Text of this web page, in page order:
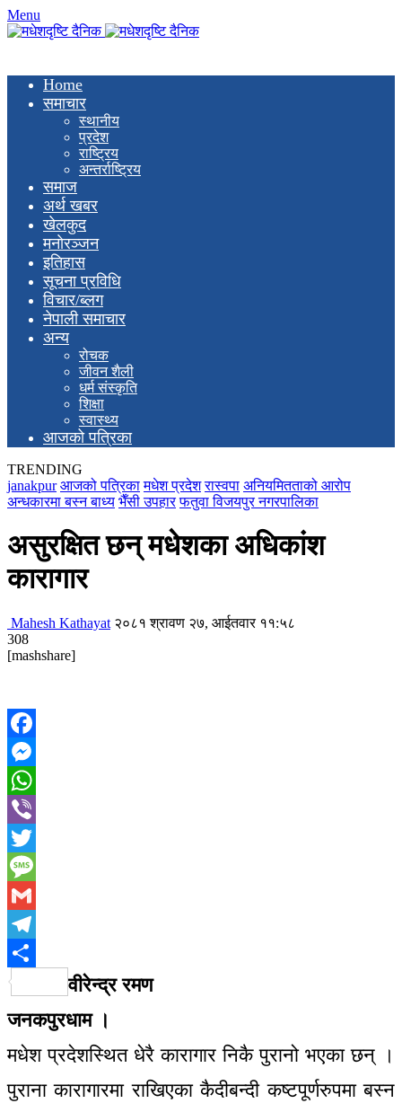
Menu
Home
समाचार
स्थानीय
प्रदेश
राष्ट्रिय
अन्तर्राष्ट्रिय
समाज
अर्थ खबर
खेलकुद
मनाेरञ्जन
इतिहास
सूचना प्रविधि
विचार/ब्लग
नेपाली समाचार
अन्य
रोचक
जीवन शैली
धर्म संस्कृति
शिक्षा
स्वास्थ्य
आजको पत्रिका
TRENDING
janakpur आजको पत्रिका मधेश प्रदेश रास्वपा अनियमितताको आरोप
अन्धकारमा बस्न बाध्य भैँसी उपहार फतुवा विजयपुर नगरपालिका
असुरक्षित छन् मधेशका अधिकांश
कारागार
Mahesh Kathayat २०८१ श्रावण २७, आईतवार ११:५८
308
[mashshare]
Facebook
Messenger
WhatsApp
Viber
Twitter
Message
Gmail
Telegram
Share
वीरेन्द्र रमण
जनकपुरधाम ।
मधेश प्रदेशस्थित धेरै कारागार निकै पुरानो भएका छन् ।
पुराना कारागारमा राखिएका कैदीबन्दी कष्टपूर्णरुपमा बस्न